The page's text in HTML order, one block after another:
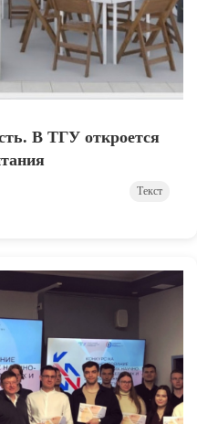
В ТГУ откроется
Текст